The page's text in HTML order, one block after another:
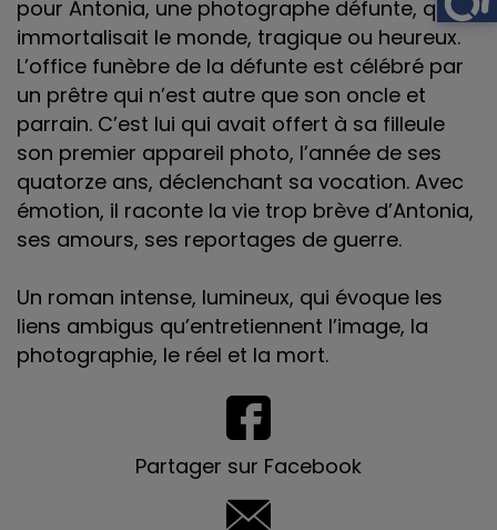
pour Antonia, une photographe défunte, qui
immortalisait le monde, tragique ou heureux.
L’office funèbre de la défunte est célébré par
un prêtre qui n’est autre que son oncle et
parrain. C’est lui qui avait offert à sa filleule
son premier appareil photo, l’année de ses
quatorze ans, déclenchant sa vocation. Avec
émotion, il raconte la vie trop brève d’Antonia,
ses amours, ses reportages de guerre.
Un roman intense, lumineux, qui évoque les
liens ambigus qu’entretiennent l’image, la
photographie, le réel et la mort.
Partager sur Facebook